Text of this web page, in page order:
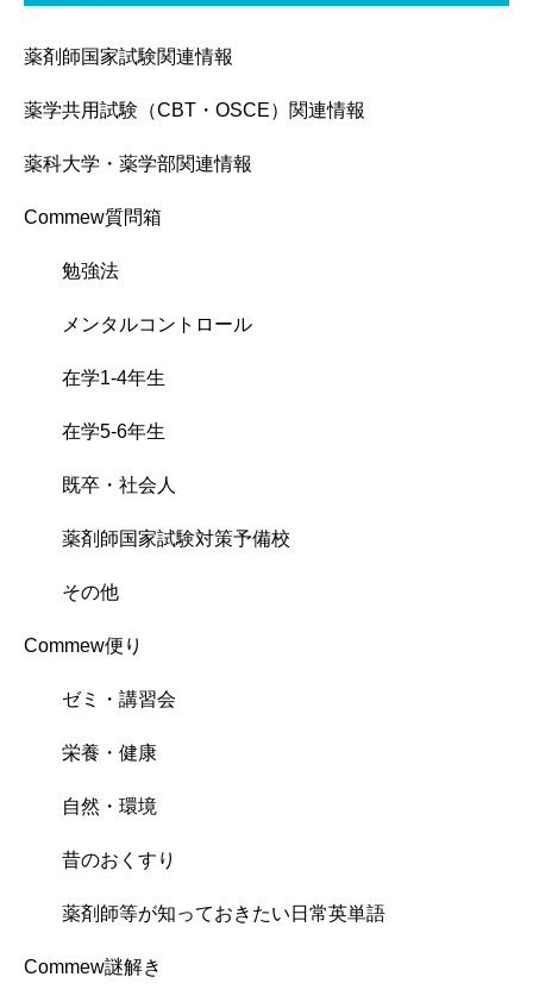
薬剤師国家試験関連情報
薬学共用試験（CBT・OSCE）関連情報
薬科大学・薬学部関連情報
Commew質問箱
勉強法
メンタルコントロール
在学1-4年生
在学5-6年生
既卒・社会人
薬剤師国家試験対策予備校
その他
Commew便り
ゼミ・講習会
栄養・健康
自然・環境
昔のおくすり
薬剤師等が知っておきたい日常英単語
Commew謎解き